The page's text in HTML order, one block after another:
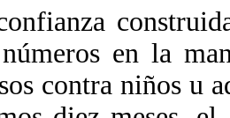
en la
contra niños u